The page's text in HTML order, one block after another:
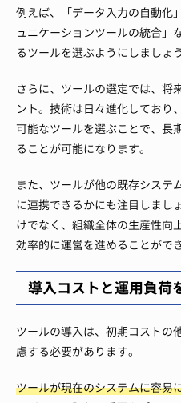
例えば、「データ入力の自動化
ュニケーションツールの統合」
るツールを選ぶようにしましょう
さらに、ツールの選定では、将
ント。技術は日々進化しており
可能なツールを選ぶことで、長
ることが可能になります。
また、ツールが他の既存システ
に連携できるかにも注目しまし
けでなく、組織全体の生産性向
効率的に運営を進めることがで
導入コストと運用負荷
ツールの導入は、初期コストの
慮する必要があります。
ツールが現在のシステムに容易